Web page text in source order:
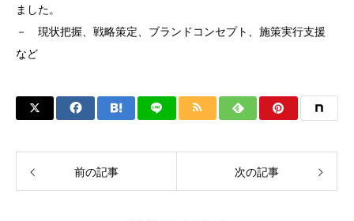
ました。
－ 現状把握、戦略策定、ブランドコンセプト、施策実行支援
など
前の記事 次の記事